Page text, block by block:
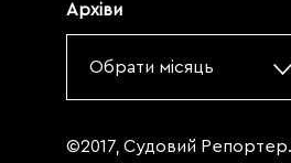
Архіви
Обрати місяць
©2017, Судовий